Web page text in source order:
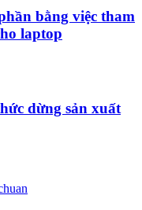
bằng việc tham
laptop
dừng sản xuất